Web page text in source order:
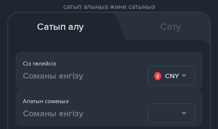
сатып алыңыз және сатыңыз
Сатып алу Сату
Сіз төлейсіз
CNY
Алатын сомаңыз